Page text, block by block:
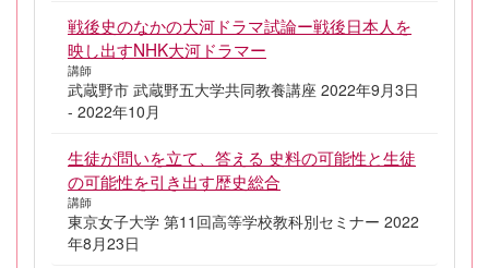
戦後史のなかの大河ドラマ試論ー戦後日本人を
映し出すNHK大河ドラマー
講師
武蔵野市 武蔵野五大学共同教養講座 2022年9月3日
- 2022年10月
生徒が問いを立て、答える 史料の可能性と生徒
の可能性を引き出す歴史総合
講師
東京女子大学 第11回高等学校教科別セミナー 2022
年8月23日